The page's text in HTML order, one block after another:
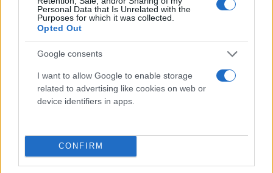
Personal Data that Is Unrelated with the
Purposes for which it was collected.
Opted Out
Google consents
I want to allow Google to enable storage
related to advertising like cookies on web or
device identifiers in apps.
CONFIRM
Απεργία εκπαιδευτικών 11 Οκτωβρίου και
διαδήλωση στο Εφετείο στις 11:30
11.10.2021 09:32